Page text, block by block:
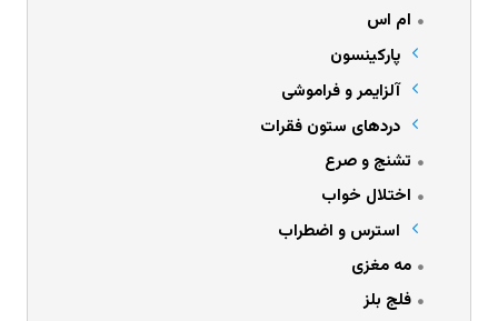
ام اس
پارکینسون
آلزایمر و فراموشی
دردهای ستون فقرات
تشنج و صرع
اختلال خواب
استرس و اضطراب
مه مغزی
فلج بلز